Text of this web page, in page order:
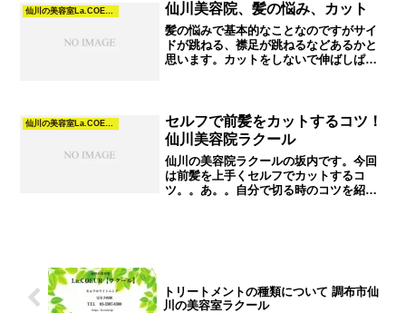
仙川の美容室La.COEURヘナとカラーの知恵袋 仙川美容院、髪の悩み、カット
髪の悩みで基本的なことなのですがサイ
ドが跳ねる、襟足が跳ねるなどあるかと
思います。カットをしないで伸ばしぱな
ットで上の図のように真っ...
セルフで前髪をカットするコツ！
仙川美容院ラクール
仙川の美容院ラクールの坂内です。今回
は前髪を上手くセルフでカットするコ
ツ。。あ。。自分で切る時のコツを紹介
トリートメントの種類について 調布市仙
川の美容室ラクール